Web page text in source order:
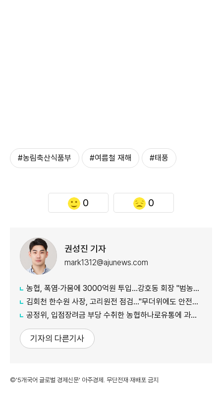
#농림축산식품부 #여름철 재해 #태풍
0 0
권성진 기자
mark1312@ajunews.com
농협, 폭염·가뭄에 3000억원 투입…강호동 회장 "범농협 역량 총동원"
김회천 한수원 사장, 고리원전 점검…"무더위에도 안전한 작업환경 중요"
공정위, 입점장려금 부당 수취한 농협하나로유통에 과징금 4.6억원 부과
기자의 다른기사
©'5개국어 글로벌 경제신문' 아주경제. 무단전재·재배포 금지